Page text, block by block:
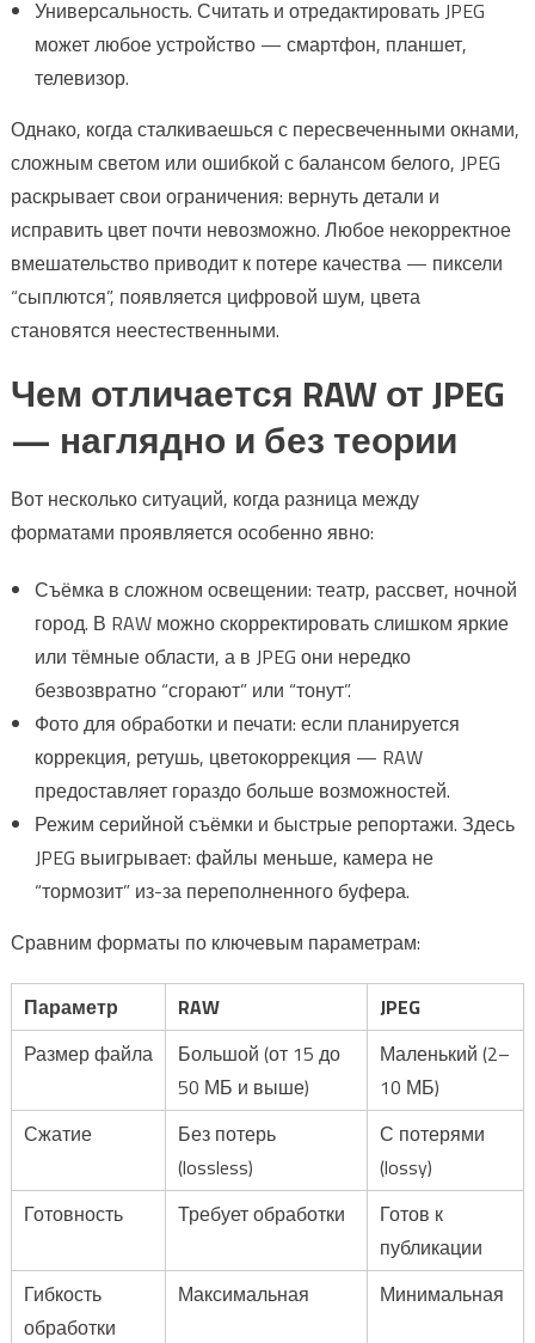
Универсальность. Считать и отредактировать JPEG
может любое устройство — смартфон, планшет,
телевизор.
Однако, когда сталкиваешься с пересвеченными окнами,
сложным светом или ошибкой с балансом белого, JPEG
раскрывает свои ограничения: вернуть детали и
исправить цвет почти невозможно. Любое некорректное
вмешательство приводит к потере качества — пиксели
“сыплются”, появляется цифровой шум, цвета
становятся неестественными.
Чем отличается RAW от JPEG
— наглядно и без теории
Вот несколько ситуаций, когда разница между
форматами проявляется особенно явно:
Съёмка в сложном освещении: театр, рассвет, ночной
город. В RAW можно скорректировать слишком яркие
или тёмные области, а в JPEG они нередко
безвозвратно “сгорают” или “тонут”.
Фото для обработки и печати: если планируется
коррекция, ретушь, цветокоррекция — RAW
предоставляет гораздо больше возможностей.
Режим серийной съёмки и быстрые репортажи. Здесь
JPEG выигрывает: файлы меньше, камера не
“тормозит” из-за переполненного буфера.
Сравним форматы по ключевым параметрам:
Параметр RAW
JPEG
Размер файла
Большой (от 15 до
50 МБ и выше)
Маленький (2–
10 МБ)
Сжатие
Без потерь
(lossless)
С потерями
(lossy)
Готовность
Требует обработки
Готов к
публикации
Гибкость
обработки
Максимальная Минимальная